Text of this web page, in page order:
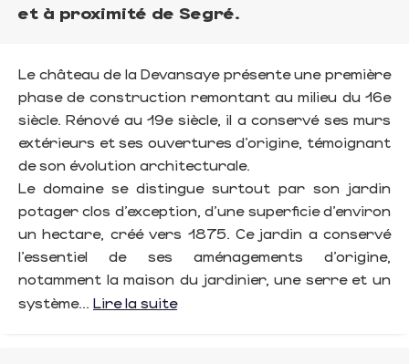
et à proximité de Segré.
Le château de la Devansaye présente une première
phase de construction remontant au milieu du 16e
siècle. Rénové au 19e siècle, il a conservé ses murs
extérieurs et ses ouvertures d’origine, témoignant
de son évolution architecturale.
Le domaine se distingue surtout par son jardin
potager clos d’exception, d’une superficie d’environ
un hectare, créé vers 1875. Ce jardin a conservé
l’essentiel de ses aménagements d’origine,
notamment la maison du jardinier, une serre et un
système... Lire la suite